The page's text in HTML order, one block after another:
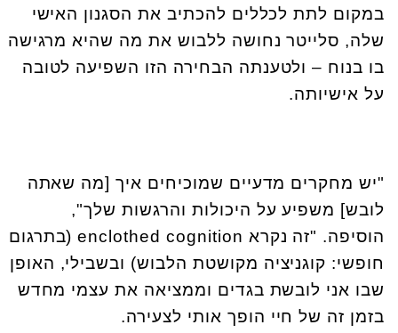
במקום לתת לכללים להכתיב את הסגנון האישי
שלה, סלייטר נחושה ללבוש את מה שהיא מרגישה
בו בנוח – ולטענתה הבחירה הזו השפיעה לטובה
על אישיותה.
"יש מחקרים מדעיים שמוכיחים איך [מה שאתה
לובש] משפיע על היכולות והרגשות שלך",
הוסיפה. "זה נקרא enclothed cognition(בתרגום
חופשי: קוגניציה מקושטת הלבוש) ובשבילי, האופן
שבו אני לובשת בגדים וממציאה את עצמי מחדש
בזמן זה של חיי הופך אותי לצעירה.